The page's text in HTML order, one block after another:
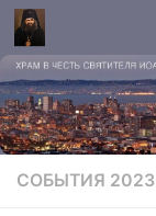
СОБЫТИЯ 2023